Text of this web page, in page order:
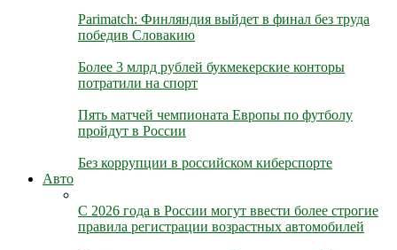
Parimatch: Финляндия выйдет в финал без труда
победив Словакию
Более 3 млрд рублей букмекерские конторы
потратили на спорт
Пять матчей чемпионата Европы по футболу
пройдут в России
Без коррупции в российском киберспорте
Авто
С 2026 года в России могут ввести более строгие
правила регистрации возрастных автомобилей